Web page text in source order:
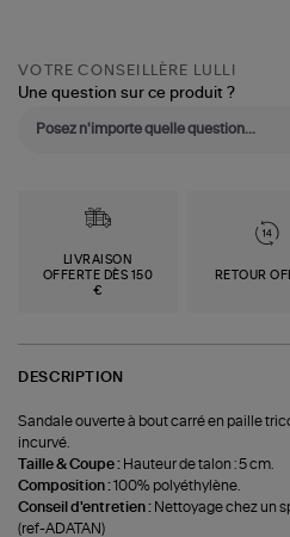
VOTRE CONSEILLÈRE LULLI
Une question sur ce produit ?
LIVRAISON
OFFERTE DÈS 150
€
RETOUR
DESCRIPTION
Sandale ouverte à bout carré en paille
incurvé.
Taille & Coupe : Hauteur de talon : 5 cm.
Composition :100% polyéthylène.
Conseil d'entretien : Nettoyage chez un
(ref-ADATAN)